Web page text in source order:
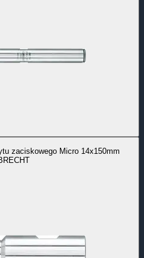
zaciskowego Micro 14x150mm